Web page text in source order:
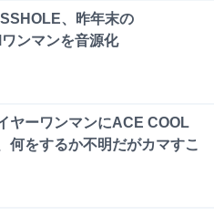
、昨年末の
ンマンを音源化
ヤーワンマンにACE COOL
何をするか不明だがカマすこ